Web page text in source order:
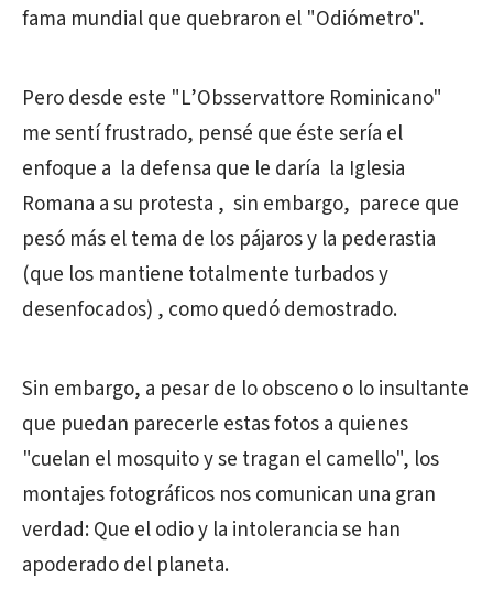
fama mundial que quebraron el "Odiómetro".
Pero desde este "L’Obsservattore Rominicano"
me sentí frustrado, pensé que éste sería el
enfoque a la defensa que le daría la Iglesia
Romana a su protesta , sin embargo, parece que
pesó más el tema de los pájaros y la pederastia
(que los mantiene totalmente turbados y
desenfocados) , como quedó demostrado.
Sin embargo, a pesar de lo obsceno o lo insultante
que puedan parecerle estas fotos a quienes
"cuelan el mosquito y se tragan el camello", los
montajes fotográficos nos comunican una gran
verdad: Que el odio y la intolerancia se han
apoderado del planeta.